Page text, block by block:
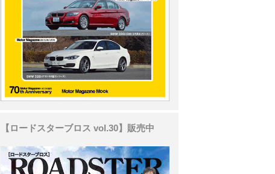
【ロードスターブロス vol.30】販売中